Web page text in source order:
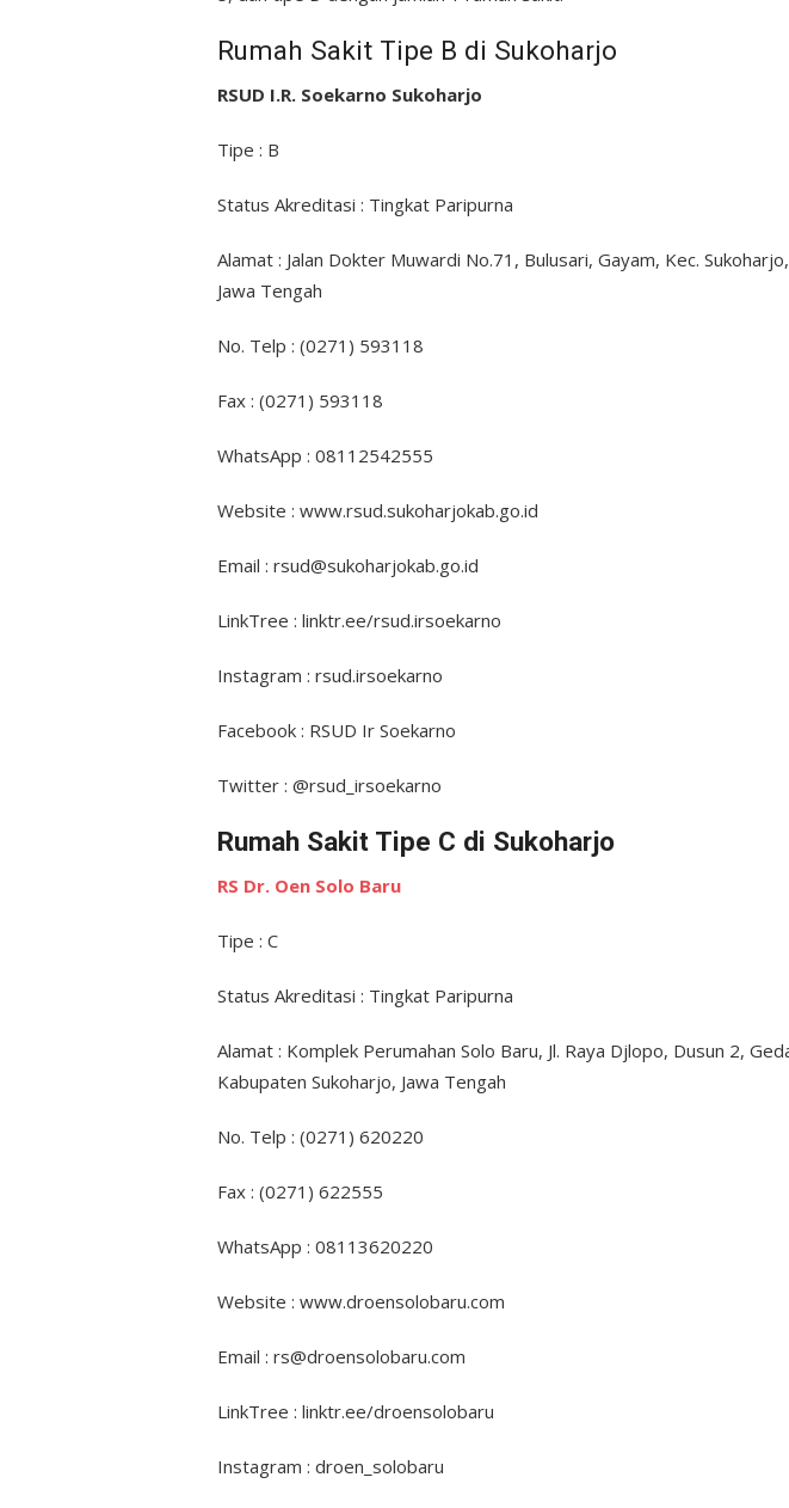
Rumah Sakit Tipe B di Sukoharjo
RSUD I.R. Soekarno Sukoharjo
Tipe : B
Status Akreditasi : Tingkat Paripurna
Alamat : Jalan Dokter Muwardi No.71, Bulusari, Gayam, Kec.
Jawa Tengah
No. Telp : (0271) 593118
Fax : (0271) 593118
WhatsApp : 08112542555
Website : www.rsud.sukoharjokab.go.id
Email : rsud@sukoharjokab.go.id
LinkTree : linktr.ee/rsud.irsoekarno
Instagram : rsud.irsoekarno
Facebook : RSUD Ir Soekarno
Twitter : @rsud_irsoekarno
Rumah Sakit Tipe C di Sukoharjo
RS Dr. Oen Solo Baru
Tipe : C
Status Akreditasi : Tingkat Paripurna
Alamat : Komplek Perumahan Solo Baru, Jl. Raya Djlopo, Dusun 2,
Kabupaten Sukoharjo, Jawa Tengah
No. Telp : (0271) 620220
Fax : (0271) 622555
WhatsApp : 08113620220
Website : www.droensolobaru.com
Email : rs@droensolobaru.com
LinkTree : linktr.ee/droensolobaru
Instagram : droen_solobaru